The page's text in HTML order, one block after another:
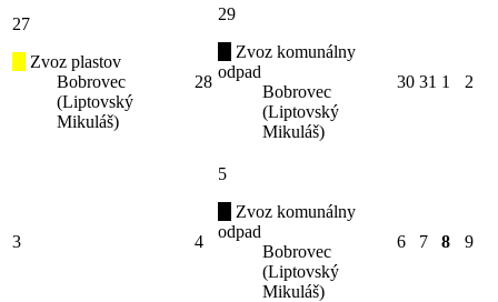
27
Zvoz plastov
Bobrovec
(Liptovský
Mikuláš)
28
29
Zvoz komunálny
odpad
Bobrovec
(Liptovský
Mikuláš)
30 31 1 2
3 4
5
Zvoz komunálny
odpad
Bobrovec
(Liptovský
Mikuláš)
6 7 8 9